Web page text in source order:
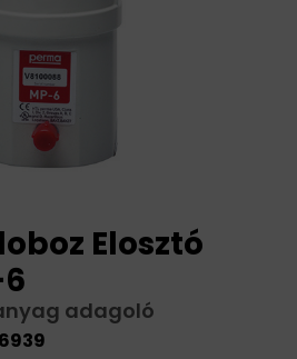
Elosztó
adagoló